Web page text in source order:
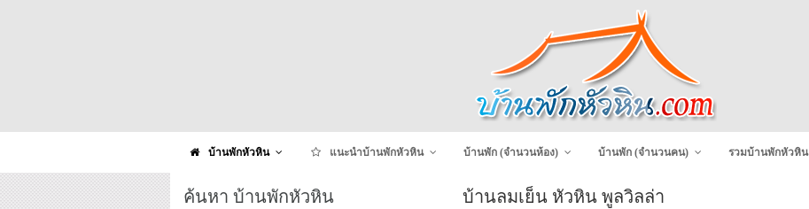
บ้านพักหัวหิน แนะนำบ้านพักหัวหิน บ้านพัก (จำนวนห้อง) บ้านพัก (จำนวนคน) รวมบ้านพักหัวหิน
บ้านลมเย็น หัวหิน พูลวิลล่า
ค้นหา บ้านพักหัวหิน